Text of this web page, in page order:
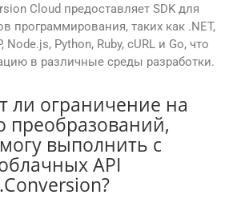
Cloud предоставляет SDK для
программирования, таких как .NET,
Node.js, Python, Ruby, cURL и Go, что
в различные среды разработки.
ли ограничение на
преобразований,
выполнить с
API